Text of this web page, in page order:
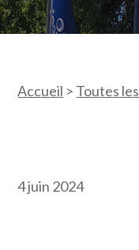
Accueil > Toutes
4 juin 2024